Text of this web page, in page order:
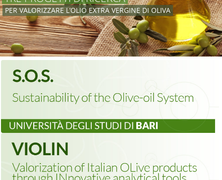
PER VALORIZZARE L’OLIO EXTRA VERGINE DI OLIVA